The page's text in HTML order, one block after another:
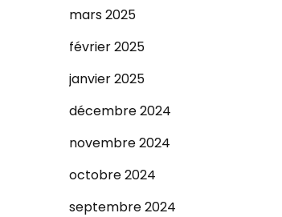
mars 2025
février 2025
janvier 2025
décembre 2024
novembre 2024
octobre 2024
septembre 2024